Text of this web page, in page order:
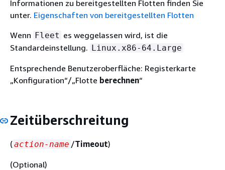
Informationen zu bereitgestellten Flotten finden Sie
unter. Eigenschaften von bereitgestellten Flotten
Wenn Fleet es weggelassen wird, ist die
Standardeinstellung. Linux.x86-64.Large
Entsprechende Benutzeroberfläche: Registerkarte
„Konfiguration“/„Flotte berechnen“
Zeitüberschreitung
(action-name /Timeout)
(Optional)